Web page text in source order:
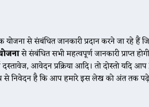
से संबंधित जानकारी प्रदान करने जा रहे हैं
से संबंधित सभी महत्वपूर्ण जानकारी प्राप्त
दस्तावेज, आवेदन प्रक्रिया आदि। तो दोस्तो यदि आप
से निवेदन है कि आप हमारे इस लेख को अंत तक
☘️ श्री विजयनगर मंडी के भाव सरसों 4200 से
के भाव मेड़ता मंडी ग्वार का भाव : 5050 से 5530